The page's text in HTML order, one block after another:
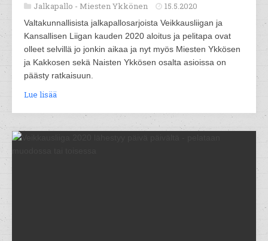
Jalkapallo - Miesten Ykkönen 15.5.2020
Valtakunnallisista jalkapallosarjoista Veikkausliigan ja
Kansallisen Liigan kauden 2020 aloitus ja pelitapa ovat
olleet selvillä jo jonkin aikaa ja nyt myös Miesten Ykkösen
ja Kakkosen sekä Naisten Ykkösen osalta asioissa on
päästy ratkaisuun.
Lue lisää